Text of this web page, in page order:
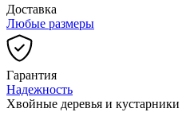
Доставка
Любые размеры
Гарантия
Надежность
Хвойные деревья и кустарники